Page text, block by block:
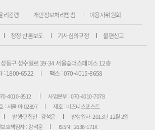
리강령 개인정보처리방침 이용자위원회
정정·반론보도 기사심의규정 불편신고
동구 성수일로 39-34 서울숲더스페이스 12층
: 1800-6522
팩스 : 070-4015-8658
4010-8512
사업본부 : 070-4010-7078
: 서울 아 02897
제호 : 비즈니스포스트
발행·편집인 : 강석운
발행일자: 2013년 12월 2일
호책임자 : 강석운
ISSN : 2636-171X